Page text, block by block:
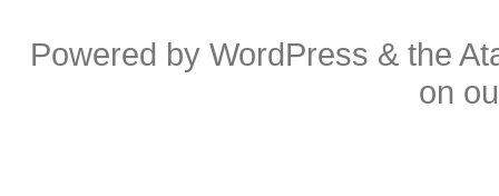
Powered byWordPress & the
on